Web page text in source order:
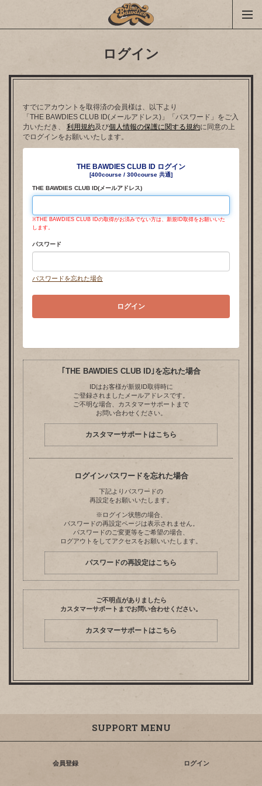
ログイン
すでにアカウントを取得済の会員様は、以下より
「THE BAWDIES CLUB ID(メールアドレス)」「パスワード」をご入
力いただき、
利用規約及び個人情報の保護に関する規約に同意の上
でログインをお願いいたします。
THE BAWDIES CLUB ID ログイン
[400course / 300course 共通]
THE BAWDIES CLUB ID(メールアドレス)
※THE BAWDIES CLUB IDの取得がお済みでない方は、新規ID取得をお願いいた
します。
パスワード
パスワードを忘れた場合
｢THE BAWDIES CLUB ID｣を忘れた場合
IDはお客様が新規ID取得時に
ご登録されましたメールアドレスです。
ご不明な場合、カスタマーサポートまで
お問い合わせください。
カスタマーサポートはこちら
ログインパスワードを忘れた場合
下記よりパスワードの
再設定をお願いいたします。
※ログイン状態の場合、
パスワードの再設定ページは表示されません。
パスワードのご変更等をご希望の場合、
ログアウトをしてアクセスをお願いいたします。
パスワードの再設定はこちら
ご不明点がありましたら
カスタマーサポートまでお問い合わせください。
カスタマーサポートはこちら
SUPPORT MENU
会員登録 ログイン